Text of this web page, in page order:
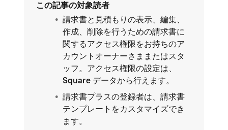
この記事の対象読者
請求書と見積もりの表示、編集、
作成、削除を行うための請求書に
関するアクセス権限をお持ちのア
カウントオーナーさままたはスタ
ッフ。アクセス権限の設定は、
Square データから行えます。
請求書プラスの登録者は、請求書
テンプレートをカスタマイズでき
ます。